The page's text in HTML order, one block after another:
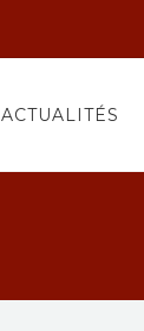
ACTUALITÉS